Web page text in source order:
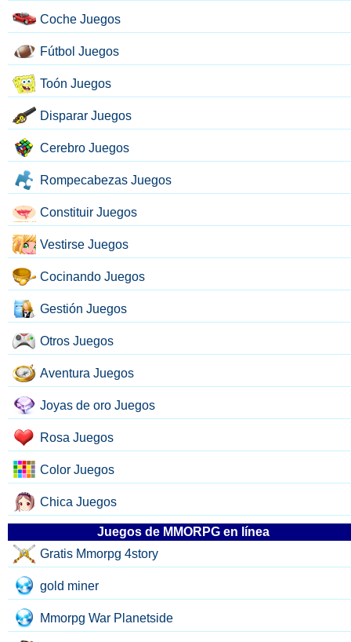
Coche Juegos
Fútbol Juegos
Toón Juegos
Disparar Juegos
Cerebro Juegos
Rompecabezas Juegos
Constituir Juegos
Vestirse Juegos
Cocinando Juegos
Gestión Juegos
Otros Juegos
Aventura Juegos
Joyas de oro Juegos
Rosa Juegos
Color Juegos
Chica Juegos
Juegos de MMORPG en línea
Gratis Mmorpg 4story
gold miner
Mmorpg War Planetside